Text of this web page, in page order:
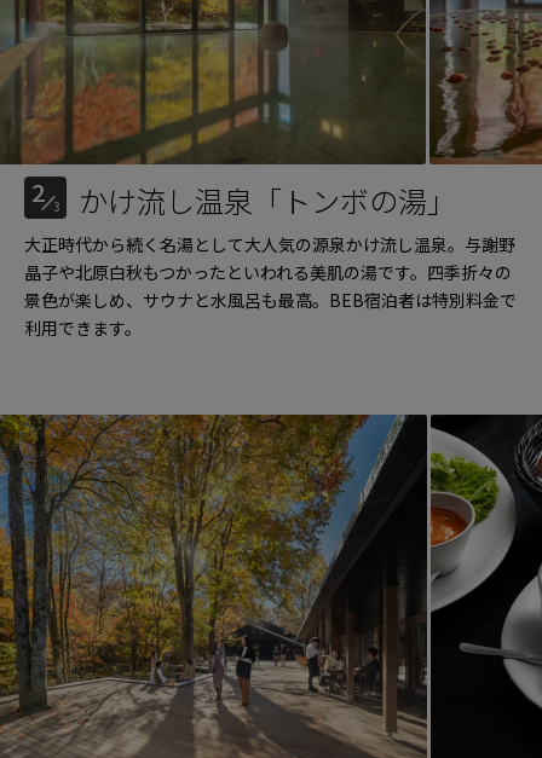
2 3 かけ流し温泉「トンボの湯」
大正時代から続く名湯として大人気の源泉かけ流し温泉。与謝野
晶子や北原白秋もつかったといわれる美肌の湯です。四季折々の
景色が楽しめ、サウナと水風呂も最高。BEB宿泊者は特別料金で
利用できます。